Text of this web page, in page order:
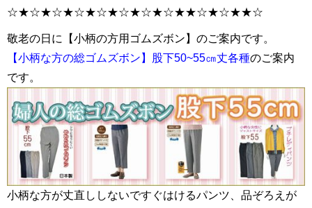
☆★☆★☆★☆★☆★☆★☆★☆★★☆★☆★★☆
敬老の日に【小柄の方用ゴムズボン】のご案内です。
【小柄な方の総ゴムズボン】股下50~55㎝丈各種のご案内
です。
小柄な方が丈直ししないですぐはけるパンツ、品ぞろえが